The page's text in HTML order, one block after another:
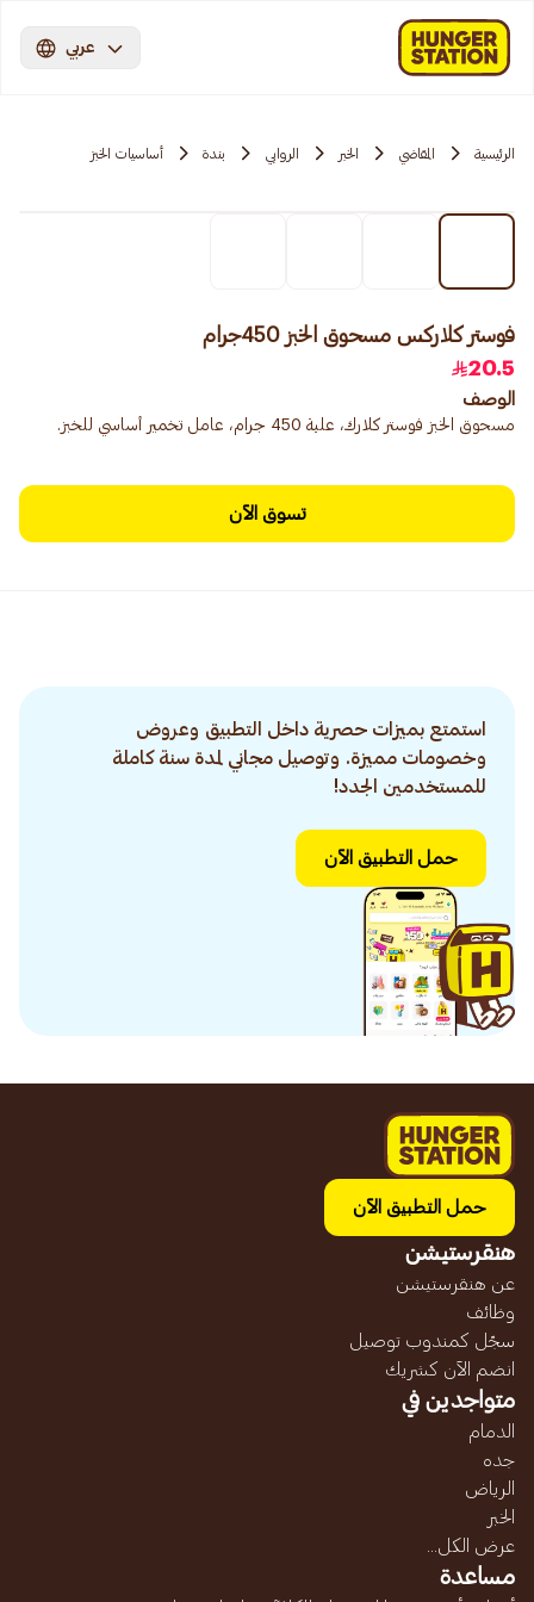
عربي
الرئيسية المقاضي الخبر الروابي بندة أساسيات الخبز
فوستر كلاركس مسحوق الخبز 450جرام
20.5
الوصف
مسحوق الخبز فوستر كلارك، علبة 450 جرام، عامل تخمير أساسي للخبز.
تسوق الآن
استمتع بميزات حصرية داخل التطبيق وعروض
وخصومات مميزة. وتوصيل مجاني لمدة سنة كاملة
للمستخدمين الجدد!
حمل التطبيق الآن
حمل التطبيق الآن
هنقرستيشن
عن هنقرستيشن
وظائف
سجّل كمندوب توصيل
انضم الآن كشريك
متواجدين في
الدمام
جده
الرياض
الخبر
عرض الكل...
مساعدة